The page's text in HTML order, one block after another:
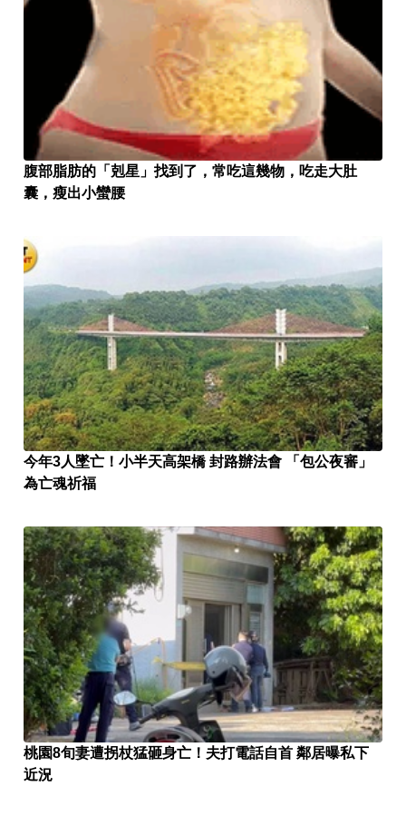
腹部脂肪的「剋星」找到了，常吃這幾物，吃走大肚
囊，瘦出小蠻腰
今年3人墜亡！小半天高架橋 封路辦法會 「包公夜審」
為亡魂祈福
桃園8旬妻遭拐杖猛砸身亡！夫打電話自首 鄰居曝私下
近況